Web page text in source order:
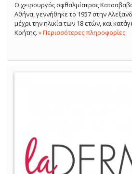
Ο χειρουργός οφθαλμίατρος
Αθήνα, γεννήθηκε το 1957 στην
μέχρι την ηλικία των 18 ετών, και
Κρήτης. » Περισσότερες πληροφορίες